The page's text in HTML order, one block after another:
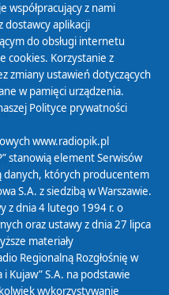
współpracujący z nami
dostawcy aplikacji
do obsługi internetu
cookies. Korzystanie z
zmiany ustawień dotyczących
w pamięci urządzenia.
Polityce prywatności
www.radiopik.pl
stanowią element Serwisów
danych, których producentem
S.A. z siedzibą w Warszawie.
z dnia 4 lutego 1994 r. o
oraz ustawy z dnia 27 lipca
materiały
Regionalną Rozgłośnię w
Kujaw” S.A. na podstawie
wykorzystywanie